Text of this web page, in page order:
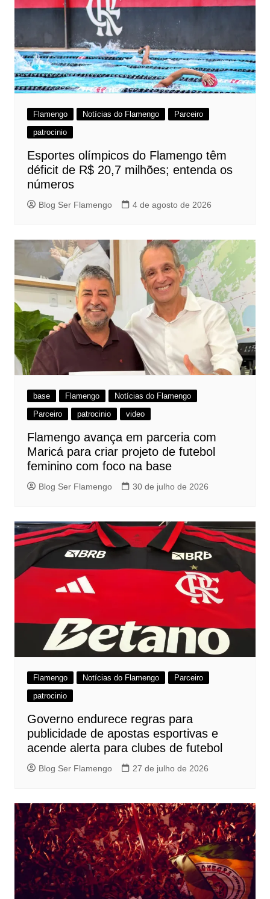
Flamengo Notícias do Flamengo
Parceiro
patrocinio
Esportes olímpicos do Flamengo têm
déficit de R$ 20,7 milhões; entenda os
números
Blog Ser Flamengo 4 de agosto de 2026
base Flamengo
Notícias do Flamengo
Parceiro
patrocinio video
Flamengo avança em parceria com
Maricá para criar projeto de futebol
feminino com foco na base
Blog Ser Flamengo 30 de julho de 2026
Flamengo Notícias do Flamengo
Parceiro
patrocinio
Governo endurece regras para
publicidade de apostas esportivas e
acende alerta para clubes de futebol
Blog Ser Flamengo 27 de julho de 2026